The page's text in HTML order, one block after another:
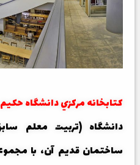
کتابخانه مرکزي دانشگاه حکیم